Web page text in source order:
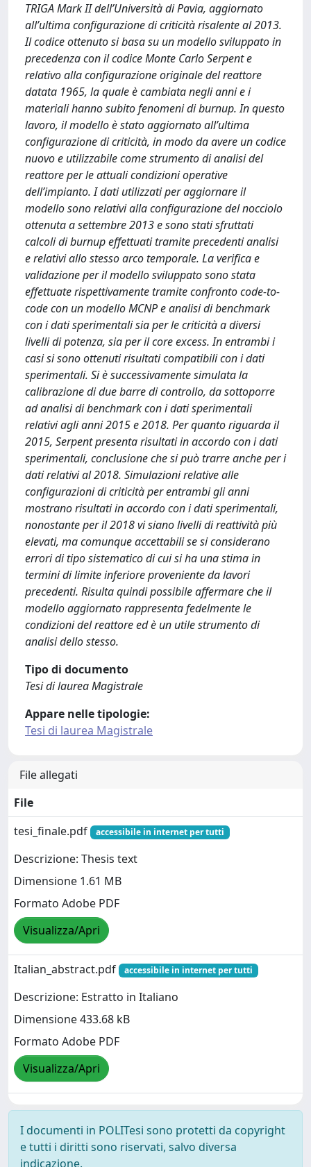
TRIGA Mark II dell’Università di Pavia, aggiornato
all’ultima configurazione di criticità risalente al 2013.
Il codice ottenuto si basa su un modello sviluppato in
precedenza con il codice Monte Carlo Serpent e
relativo alla configurazione originale del reattore
datata 1965, la quale è cambiata negli anni e i
materiali hanno subito fenomeni di burnup. In questo
lavoro, il modello è stato aggiornato all’ultima
configurazione di criticità, in modo da avere un codice
nuovo e utilizzabile come strumento di analisi del
reattore per le attuali condizioni operative
dell’impianto. I dati utilizzati per aggiornare il
modello sono relativi alla configurazione del nocciolo
ottenuta a settembre 2013 e sono stati sfruttati
calcoli di burnup effettuati tramite precedenti analisi
e relativi allo stesso arco temporale. La verifica e
validazione per il modello sviluppato sono stata
effettuate rispettivamente tramite confronto code-to-
code con un modello MCNP e analisi di benchmark
con i dati sperimentali sia per le criticità a diversi
livelli di potenza, sia per il core excess. In entrambi i
casi si sono ottenuti risultati compatibili con i dati
sperimentali. Si è successivamente simulata la
calibrazione di due barre di controllo, da sottoporre
ad analisi di benchmark con i dati sperimentali
relativi agli anni 2015 e 2018. Per quanto riguarda il
2015, Serpent presenta risultati in accordo con i dati
sperimentali, conclusione che si può trarre anche per i
dati relativi al 2018. Simulazioni relative alle
configurazioni di criticità per entrambi gli anni
mostrano risultati in accordo con i dati sperimentali,
nonostante per il 2018 vi siano livelli di reattività più
elevati, ma comunque accettabili se si considerano
errori di tipo sistematico di cui si ha una stima in
termini di limite inferiore proveniente da lavori
precedenti. Risulta quindi possibile affermare che il
modello aggiornato rappresenta fedelmente le
condizioni del reattore ed è un utile strumento di
analisi dello stesso.
Tipo di documento
Tesi di laurea Magistrale
Appare nelle tipologie:
Tesi di laurea Magistrale
File allegati
File
tesi_finale.pdf
accessibile in internet per tutti
Descrizione: Thesis text
Dimensione 1.61 MB
Formato Adobe PDF
Visualizza/Apri
Italian_abstract.pdf accessibile in internet per tutti
Descrizione: Estratto in Italiano
Dimensione 433.68 kB
Formato Adobe PDF
Visualizza/Apri
I documenti in POLITesi sono protetti da copyright
e tutti i diritti sono riservati, salvo diversa
indicazione.